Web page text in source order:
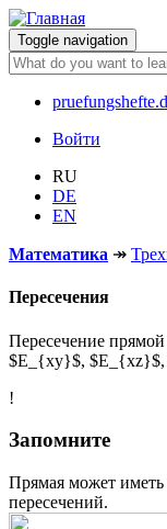
Перейти
к
основному
содержанию
Toggle navigation
Benutzermenü
Войти
RU
DE
EN
Математика ↠
Пересечения
Пересечение
$E_{xy}$,
!
Запомните
Прямая может иметь
пересечений.